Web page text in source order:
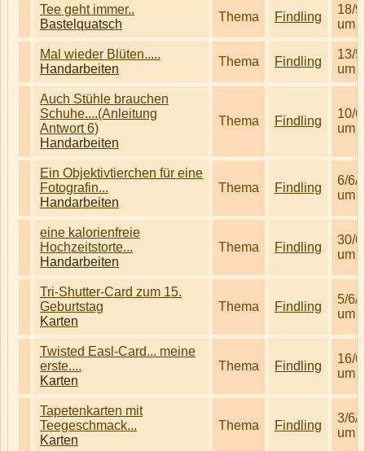
Tee geht immer..
Bastelquatsch
Thema Findling
18/
um
Mal wieder Blüten.....
Handarbeiten
Thema Findling
13/
um
Auch Stühle brauchen
Schuhe....(Anleitung
Antwort 6)
Handarbeiten
Thema Findling
10/
um
Ein Objektivtierchen für eine
Fotografin...
Handarbeiten
Thema Findling
6/6/
um
eine kalorienfreie
Hochzeitstorte...
Handarbeiten
Thema Findling
30/
um
Tri-Shutter-Card zum 15.
Geburtstag
Karten
Thema Findling
5/6/
um
Twisted Easl-Card... meine
erste....
Karten
Thema Findling
16/
um
Tapetenkarten mit
Teegeschmack...
Karten
Thema Findling
3/6/
um